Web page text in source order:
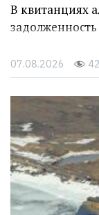
В квитанциях
07.08.2026